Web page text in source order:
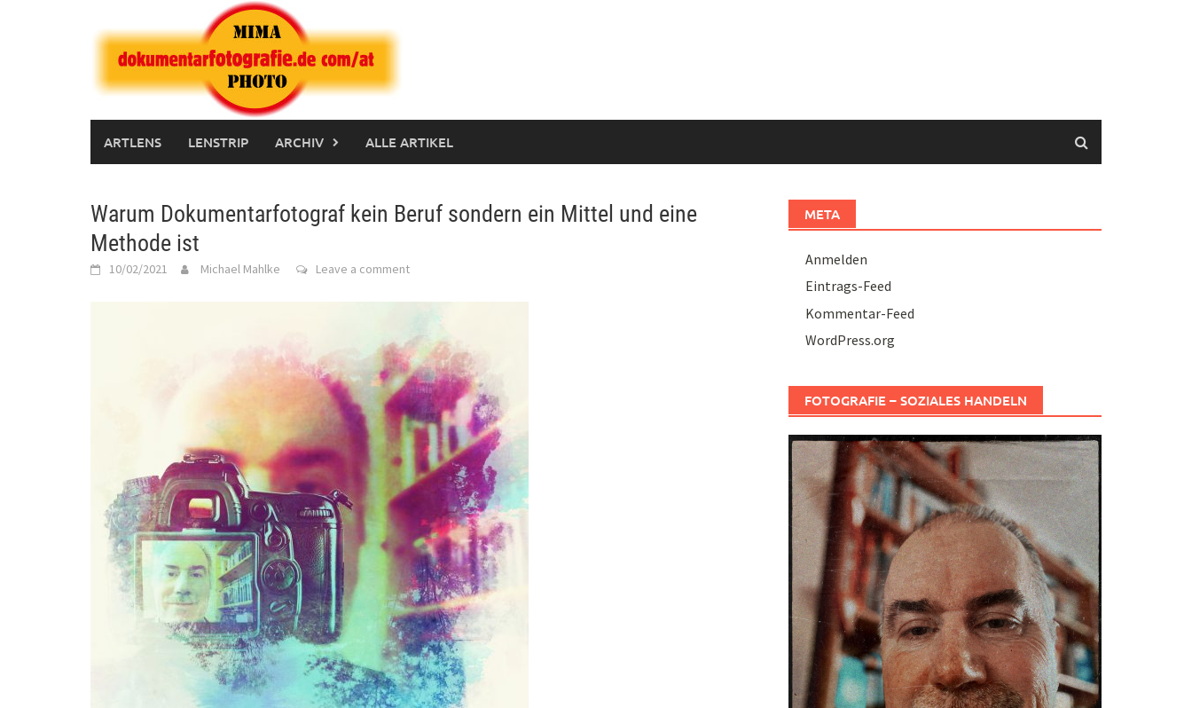
ARTLENS LENSTRIP ARCHIV ALLE ARTIKEL
Warum Dokumentarfotograf kein Beruf sondern ein Mittel und eine
Methode ist
10/02/2021 Michael Mahlke Leave a comment
META
Anmelden
Eintrags-Feed
Kommentar-Feed
WordPress.org
FOTOGRAFIE – SOZIALES HANDELN